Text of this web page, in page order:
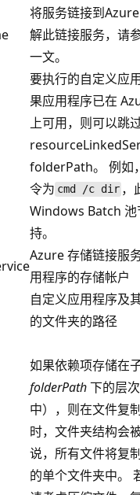
将服务链接到
解此链接服务，请
一文。
要执行的自定义应
果应用程序已在
上可用，则可以跳
folderPath。 例如
令为 cmd /c dir ，
Windows Batch 池
持。
Azure 存储链接服
用程序的存储帐户
自定义应用程序及
的文件夹的路径
如果依赖项存储在
folderPath下的层
中），则在文件复
时，文件夹结构会
说，所有文件将复
的单个文件夹中。